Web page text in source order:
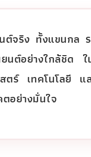
ต์จริง ทั้งแขนก
อย่างใกล้ชิด ใน
สตร์ เทคโนโลยี
อย่างมั่นใจ